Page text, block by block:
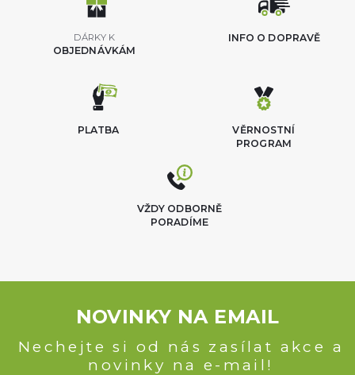
DÁRKY K
OBJEDNÁVKÁM
INFO O DOPRAVĚ
VĚRNOSTNÍ
PROGRAM
PLATBA
VŽDY ODBORNĚ
PORADÍME
NOVINKY NA EMAIL
Nechejte si od nás zasílat akce a
novinky na e-mail!